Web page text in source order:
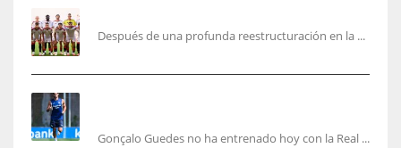
Después de una profunda reestructuración en la ...
Gonçalo Guedes no ha entrenado hoy con la Real ...